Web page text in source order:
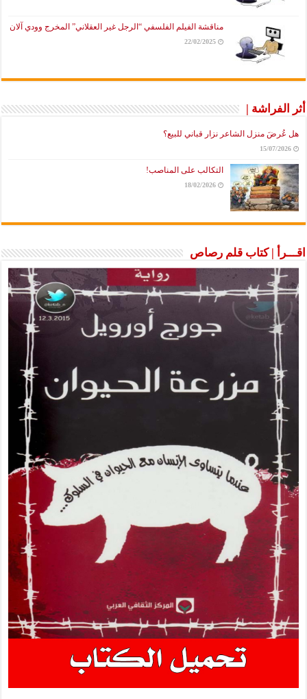
مناقشة الفيلم الفلسفي “الرجل غير العقلاني” المخرج وودي آلان
22/02/2025
أثر الفراشة |
هل عُرضَ منزل الشاعر نزار قباني للبيع؟
15/07/2026
التكالب على المناصب!
18/02/2026
اقـــرأ | كتاب قلم رصاص